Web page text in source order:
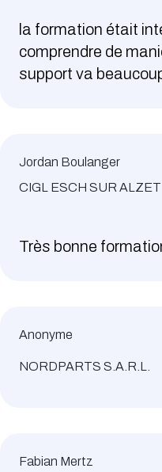
la formation était
comprendre de
support va
Jordan Boulanger
CIGL ESCH SUR
Très bonne
Anonyme
NORDPARTS S.A.R.L.
Fabian Mertz